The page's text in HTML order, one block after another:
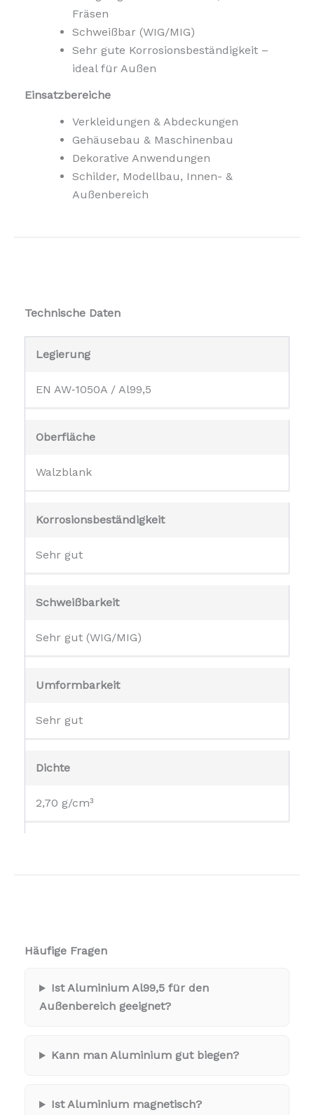
Fräsen
Schweißbar (WIG/MIG)
Sehr gute Korrosionsbeständigkeit –
ideal für Außen
Einsatzbereiche
Verkleidungen & Abdeckungen
Gehäusebau & Maschinenbau
Dekorative Anwendungen
Schilder, Modellbau, Innen- &
Außenbereich
Technische Daten
Legierung
EN AW‑1050A / Al99,5
Oberfläche
Walzblank
Korrosionsbeständigkeit
Sehr gut
Schweißbarkeit
Sehr gut (WIG/MIG)
Umformbarkeit
Sehr gut
Dichte
2,70 g/cm³
Häufige Fragen
Ist Aluminium Al99,5 für den
Außenbereich geeignet?
Kann man Aluminium gut biegen?
Ist Aluminium magnetisch?